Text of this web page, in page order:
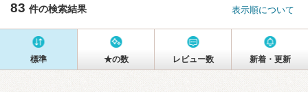
83 件の検索結果 表示順について
標準 ★の数 レビュー数 新着・更新